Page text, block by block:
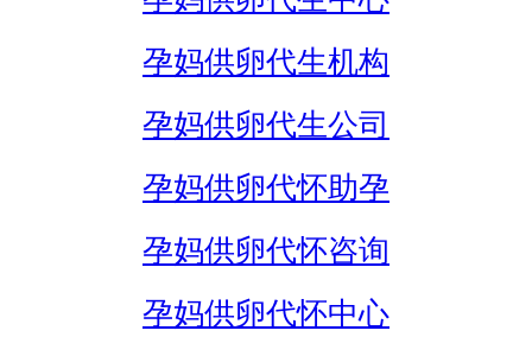
孕妈供卵代生机构
孕妈供卵代生公司
孕妈供卵代怀助孕
孕妈供卵代怀咨询
孕妈供卵代怀中心